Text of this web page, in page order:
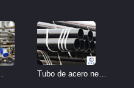
Tubo de acero negro